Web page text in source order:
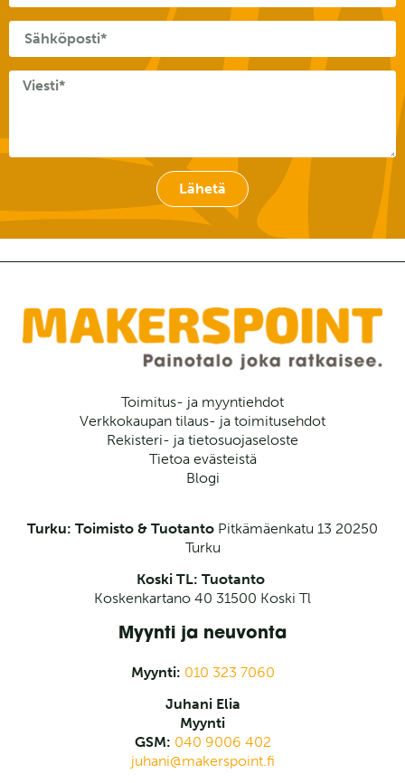
Lähetä
Toimitus- ja myyntiehdot
Verkkokaupan tilaus- ja toimitusehdot
Rekisteri- ja tietosuojaseloste
Tietoa evästeistä
Blogi
Turku: Toimisto & Tuotanto Pitkämäenkatu 13 20250
Turku
Koski TL: Tuotanto
Koskenkartano 40 31500 Koski Tl
Myynti ja neuvonta
Myynti: 010 323 7060
Juhani Elia
Myynti
GSM: 040 9006 402
juhani@makerspoint.fi